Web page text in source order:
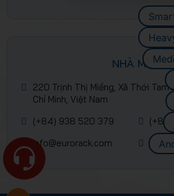
NHÀ MÁY
220 Trịnh Thị Miếng, Xã Thới Tam
Chí Minh, Việt Nam
(+84) 938 520 379
info@eurorack.com
(+84-